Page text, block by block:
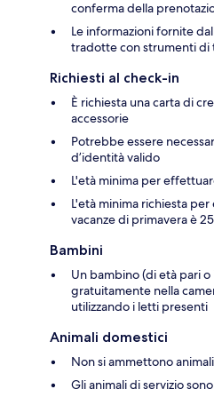
conferma della
Le informazioni fornite
tradotte con strumenti di
Richiesti al check-in
È richiesta una carta di
accessorie
Potrebbe essere
d’identità valido
L'età minima per
L'età minima richiesta
vacanze di primavera è
Bambini
Un bambino (di età pari
gratuitamente nella
utilizzando i letti presenti
Animali domestici
Non si ammettono
Gli animali di servizio